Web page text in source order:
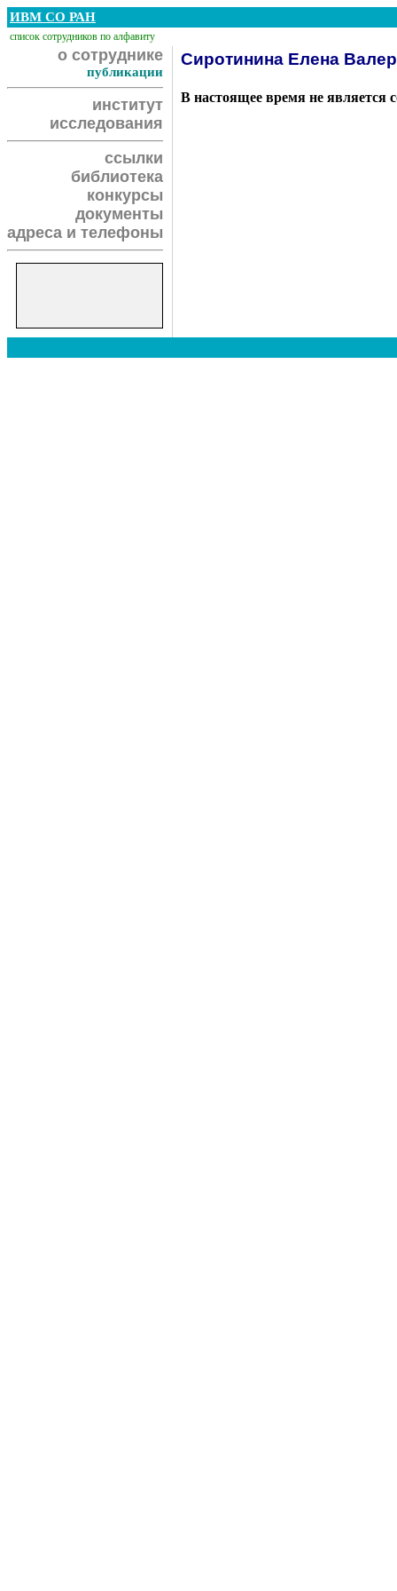
ИВМ СО РАН
список сотрудников по алфавиту
о сотруднике
публикации
институт
исследования
ссылки
библиотека
конкурсы
документы
адреса и телефоны
Сиротинина Елена
В настоящее время не является